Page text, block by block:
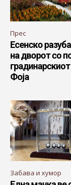
Прес
Есенско
на дворот со
Фоја
Забава и хумор